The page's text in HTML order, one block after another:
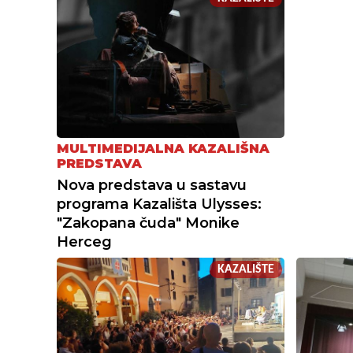
MULTIMEDIJALNA KAZALIŠNA
PREDSTAVA
Nova predstava u sastavu
programa Kazališta Ulysses:
"Zakopana čuda" Monike
Herceg
KAZALIŠTE